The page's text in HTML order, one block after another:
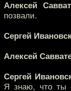
Алексей
позвали.
Сергей
Алексей
Сергей
Я знаю, что ты